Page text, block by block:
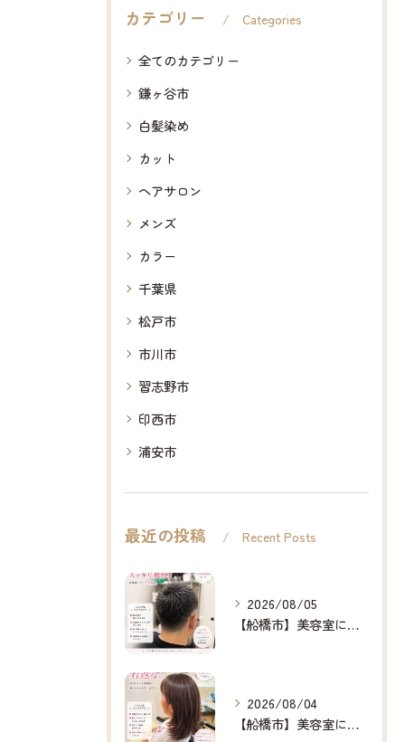
カテゴリー Categories
全てのカテゴリー
鎌ヶ谷市
白髪染め
カット
ヘアサロン
メンズ
カラー
千葉県
松戸市
市川市
習志野市
印西市
浦安市
最近の投稿 Recent Posts
2026/08/05
【船橋市】美容室に行けない…をなくしたい✂️✨
2026/08/04
【船橋市】美容室に行けない…をなくしたい✂️✨